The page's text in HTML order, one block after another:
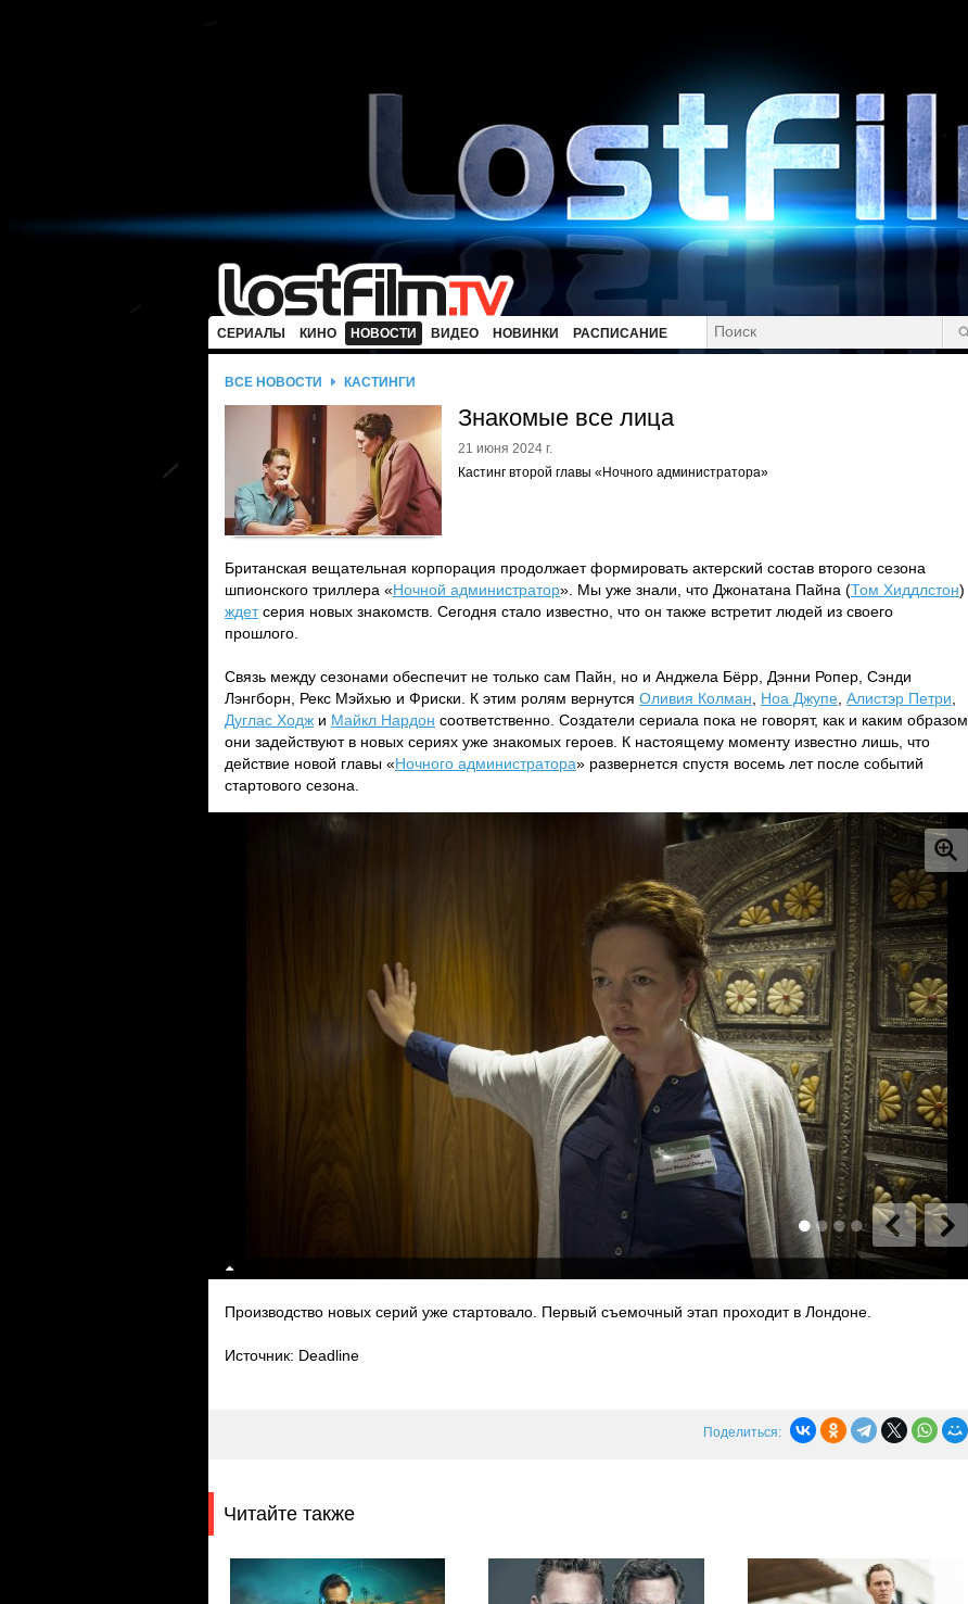
СЕРИАЛЫ КИНО НОВОСТИ ВИДЕО НОВИНКИ РАСПИСАНИЕ
ВСЕ НОВОСТИ КАСТИНГИ
Знакомые все лица
21 июня 2024 г.
Кастинг второй главы «Ночного администратора»
Британская вещательная корпорация продолжает формировать актерский состав второго сезона
шпионского триллера «Ночной администратор». Мы уже знали, что Джонатана Пайна (Том Хиддлстон)
ждетсерия новых знакомств. Сегодня стало известно, что он также встретит людей из своего
прошлого.
Связь между сезонами обеспечит не только сам Пайн, но и Анджела Бёрр, Дэнни Ропер, Сэнди
Лэнгборн, Рекс Мэйхью и Фриски. К этим ролям вернутся Оливия Колман Ноа Джупе Алистэр Петри
Дуглас Ходж и Майкл Нардон соответственно. Создатели сериала пока не говорят, как и каким образом
они задействуют в новых сериях уже знакомых героев. К настоящему моменту известно лишь, что
действие новой главы «Ночного администратора» развернется спустя восемь лет после событий
стартового сезона.
Производство новых серий уже стартовало. Первый съемочный этап проходит в Лондоне.
Источник: Deadline
Поделиться:
Читайте также